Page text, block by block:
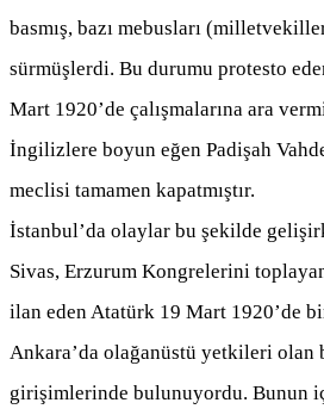
basmış, bazı mebusları
sürmüşlerdi. Bu durumu protesto
Mart 1920’de çalışmalarına ara
İngilizlere boyun eğen Padişah
meclisi tamamen kapatmıştır.
İstanbul’da olaylar bu şekilde
Sivas, Erzurum Kongrelerini
ilan eden Atatürk 19 Mart 1920’de
Ankara’da olağanüstü yetkileri olan
girişimlerinde bulunuyordu. Bunun